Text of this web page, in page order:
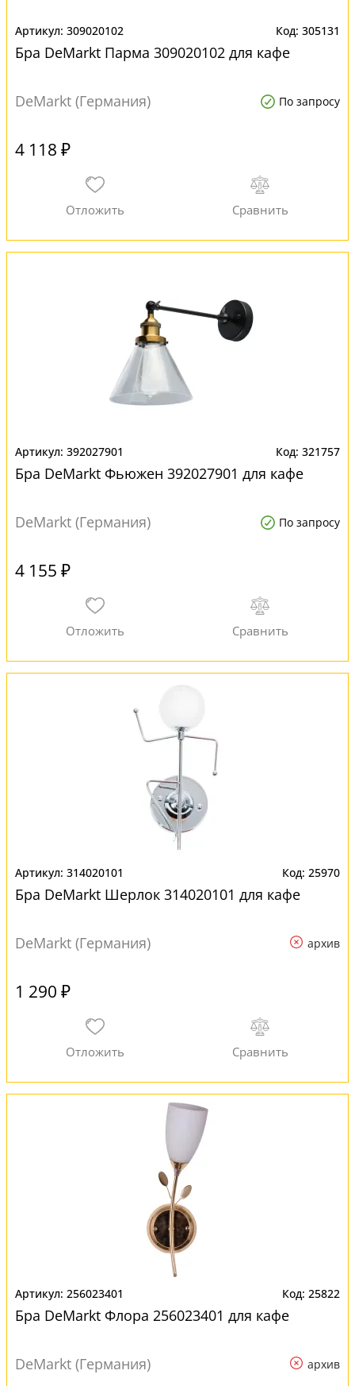
309020102 305131
Бра DeMarkt Парма 309020102 для кафе
DeMarkt (Германия) По запросу
4 118 ₽
392027901 321757
Бра DeMarkt Фьюжен 392027901 для кафе
DeMarkt (Германия) По запросу
4 155 ₽
314020101 25970
Бра DeMarkt Шерлок 314020101 для кафе
DeMarkt (Германия) архив
1 290 ₽
256023401 25822
Бра DeMarkt Флора 256023401 для кафе
DeMarkt (Германия) архив